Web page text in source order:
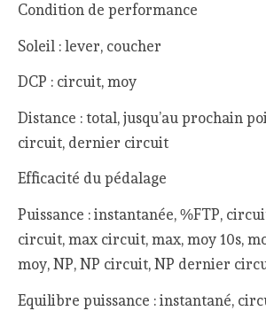
Condition de performance
Soleil : lever, coucher
DCP : circuit, moy
Distance : total, jusqu’au prochain
circuit, dernier circuit
Efficacité du pédalage
Puissance : instantanée, %FTP,
circuit, max circuit, max, moy 10s,
moy, NP, NP circuit, NP dernier
Equilibre puissance : instantané,